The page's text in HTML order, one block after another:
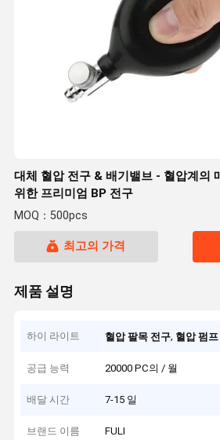
대체 혈압 전구 & 배기밸브 - 혈압계의
위한 프리미엄 BP 전구
MOQ：500pcs
최고의 가격
제품 설명
하이 라이트 혈압 팔목 전구, 혈압 펌
공급 능력 20000 PC의 / 월
배달 시간 7-15 일
브랜드 이름 FULI